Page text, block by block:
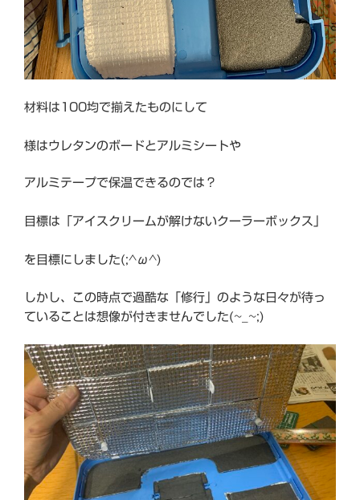
材料は100均で揃えたものにして
様はウレタンのボードとアルミシートや
アルミテープで保温できるのでは？
目標は「アイスクリームが解けないクーラーボックス」
を目標にしました(;^ω^)
しかし、この時点で過酷な「修行」のような日々が待っ
ていることは想像が付きませんでした(~_~;)